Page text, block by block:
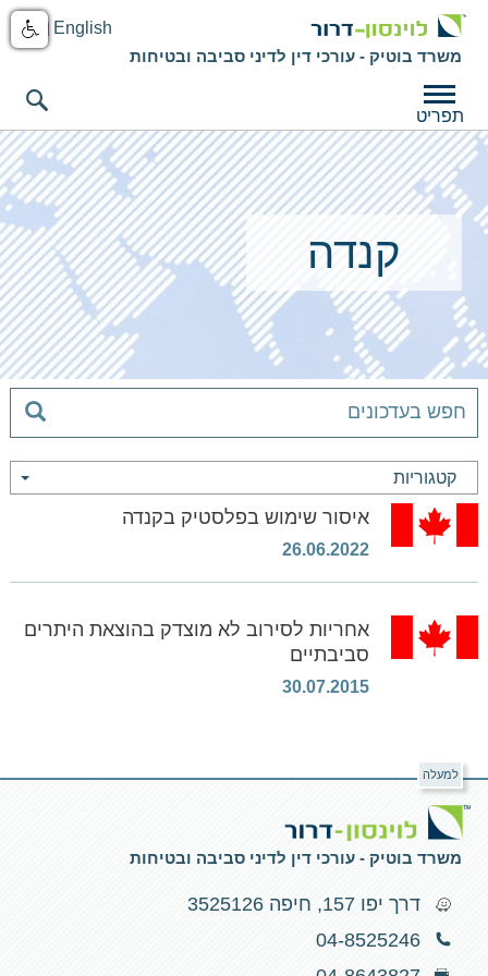
English
משרד בוטיק - עורכי דין לדיני סביבה ובטיחות
תפריט
קנדה
קטגוריות
איסור שימוש בפלסטיק בקנדה
26.06.2022
אחריות לסירוב לא מוצדק בהוצאת היתרים
סביבתיים
30.07.2015
למעלה
משרד בוטיק - עורכי דין לדיני סביבה ובטיחות
דרך יפו 157, חיפה 3525126
04-8525246